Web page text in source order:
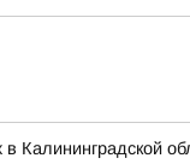
Калининградской